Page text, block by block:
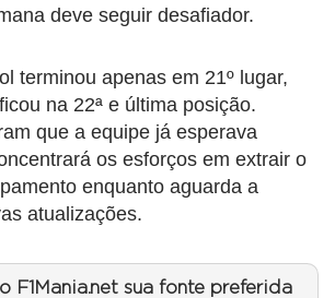
deve seguir desafiador.
terminou apenas em 21º lugar,
na 22ª e última posição.
que a equipe já esperava
os esforços em extrair o
enquanto aguarda a
atualizações.
F1Mania.net sua fonte preferida